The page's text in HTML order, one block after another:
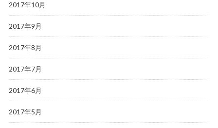
2017年10月
2017年9月
2017年8月
2017年7月
2017年6月
2017年5月